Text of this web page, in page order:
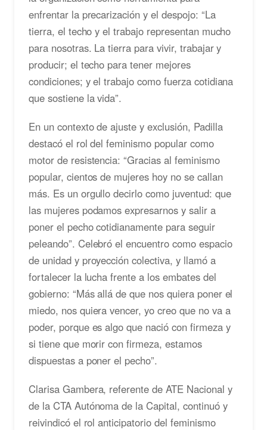
enfrentar la precarización y el despojo: “La
tierra, el techo y el trabajo representan mucho
para nosotras. La tierra para vivir, trabajar y
producir; el techo para tener mejores
condiciones; y el trabajo como fuerza cotidiana
que sostiene la vida”.
En un contexto de ajuste y exclusión, Padilla
destacó el rol del feminismo popular como
motor de resistencia: “Gracias al feminismo
popular, cientos de mujeres hoy no se callan
más. Es un orgullo decirlo como juventud: que
las mujeres podamos expresarnos y salir a
poner el pecho cotidianamente para seguir
peleando”. Celebró el encuentro como espacio
de unidad y proyección colectiva, y llamó a
fortalecer la lucha frente a los embates del
gobierno: “Más allá de que nos quiera poner el
miedo, nos quiera vencer, yo creo que no va a
poder, porque es algo que nació con firmeza y
si tiene que morir con firmeza, estamos
dispuestas a poner el pecho”.
Clarisa Gambera, referente de ATE Nacional y
de la CTA Autónoma de la Capital, continuó y
reivindicó el rol anticipatorio del feminismo